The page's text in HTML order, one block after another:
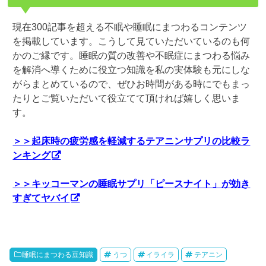
現在300記事を超える不眠や睡眠にまつわるコンテンツ
を掲載しています。こうして見ていただいているのも何
かのご縁です。睡眠の質の改善や不眠症にまつわる悩み
を解消へ導くために役立つ知識を私の実体験も元にしな
がらまとめているので、ぜひお時間がある時にでもまっ
たりとご覧いただいて役立てて頂ければ嬉しく思いま
す。
＞＞起床時の疲労感を軽減するテアニンサプリの比較ラ
ンキング
＞＞キッコーマンの睡眠サプリ「ピースナイト」が効き
すぎてヤバイ
睡眠にまつわる豆知識 うつ イライラ テアニン